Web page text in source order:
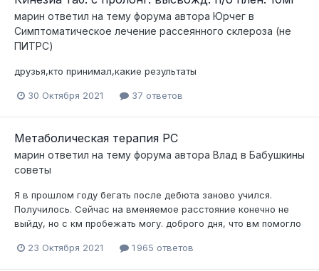
марин ответил на тему форума автора Юрчег в
Симптоматическое лечение рассеянного склероза (не
ПИТРС)
друзья,кто принимал,какие результаты
30 Октября 2021 37 ответов
Метаболическая терапия РС
марин ответил на тему форума автора Влад в Бабушкины
советы
Я в прошлом году бегать после дебюта заново учился.
Получилось. Сейчас на вменяемое расстояние конечно не
выйду, но с км пробежать могу. доброго дня, что вм помогло
23 Октября 2021 1 965 ответов